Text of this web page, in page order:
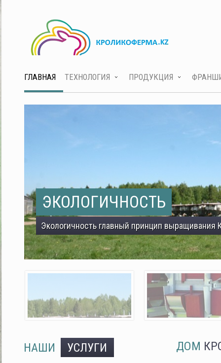
ГЛАВНАЯ ТЕХНОЛОГИЯ ПРОДУКЦИЯ
ЭКОЛОГИЧНОСТЬ
Экологичность главный принцип выращивания
НАШИ УСЛУГИ ДОМ